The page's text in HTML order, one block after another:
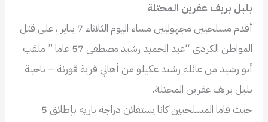
بلبل بريف عفرين المحتلة
أقدم مسلحيين مجهوليين مساء اليوم الثلاثاء 7 يناير ، على قتل
المواطن الكردي “عبد الحميد رشيد مصطفى 57 عاما ” ملقب
أبو رشيد من عائلة رشيد عكيلو من أهالي قرية قورنة – ناحية
بلبل بريف عفرين المحتلة.
حيث قاما المسلحيين كانا يستقلان دراجة نارية بإطلاق 5